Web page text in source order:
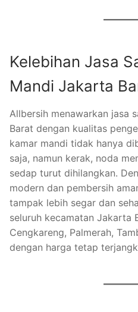
Kelebihan Jasa
Mandi Jakarta
Allbersih menawarkan jasa
Barat dengan kualitas
kamar mandi tidak hanya
saja, namun kerak, noda
sedap turut dihilangkan.
modern dan pembersih
tampak lebih segar dan
seluruh kecamatan Jakarta
Cengkareng, Palmerah,
dengan harga tetap